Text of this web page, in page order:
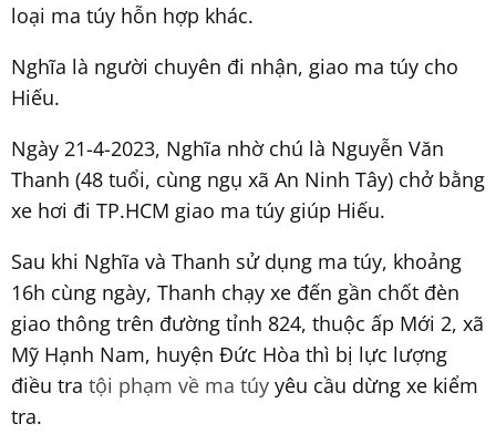
loại ma túy hỗn hợp khác.
Nghĩa là người chuyên đi nhận, giao ma túy cho
Hiếu.
Ngày 21-4-2023, Nghĩa nhờ chú là Nguyễn Văn
Thanh (48 tuổi, cùng ngụ xã An Ninh Tây) chở bằng
xe hơi đi TP.HCM giao ma túy giúp Hiếu.
Sau khi Nghĩa và Thanh sử dụng ma túy, khoảng
16h cùng ngày, Thanh chạy xe đến gần chốt đèn
giao thông trên đường tỉnh 824, thuộc ấp Mới 2, xã
Mỹ Hạnh Nam, huyện Đức Hòa thì bị lực lượng
điều tra tội phạm về ma túy yêu cầu dừng xe kiểm
tra.